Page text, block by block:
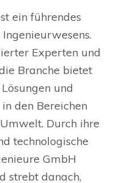
ein führendes
Experten und
Branche bietet
und
den Bereichen
Durch ihre
technologische
GmbH
strebt danach,